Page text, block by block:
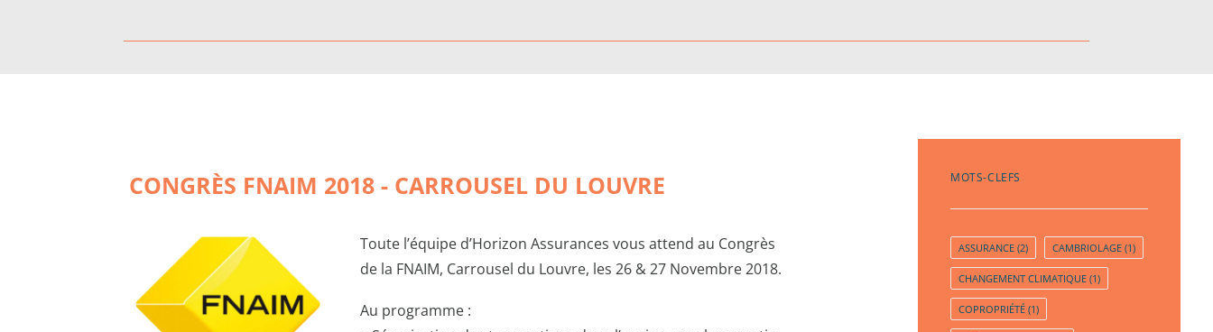
CONGRÈS FNAIM 2018 - CARROUSEL DU LOUVRE
Toute l’équipe d’Horizon Assurances vous attend au Congrès
de la FNAIM, Carrousel du Louvre, les 26 & 27 Novembre 2018.
Au programme :
MOTS-CLEFS
ASSURANCE (2) CAMBRIOLAGE (1)
CHANGEMENT CLIMATIQUE (1)
COPROPRIÉTÉ (1)